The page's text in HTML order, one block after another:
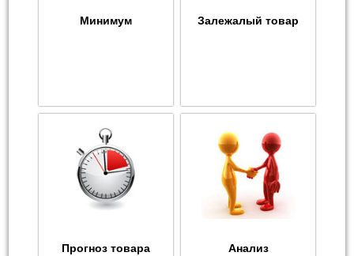
Минимум Залежалый товар
Прогноз товара
Анализ